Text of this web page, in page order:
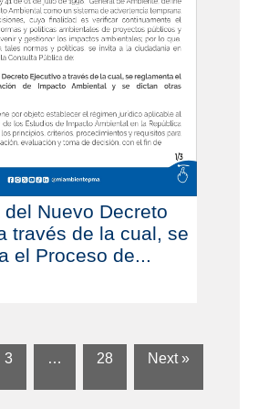
del Nuevo Decreto
través de la cual, se
el Proceso de...
3 … 28 Next »